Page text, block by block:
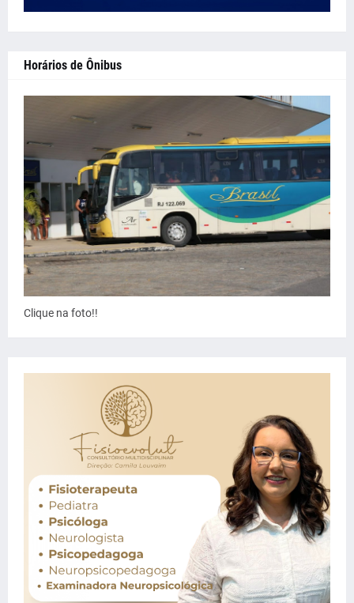
Horários de Ônibus
Clique na foto!!